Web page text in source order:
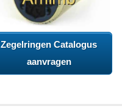
Zegelringen Catalogus
aanvragen